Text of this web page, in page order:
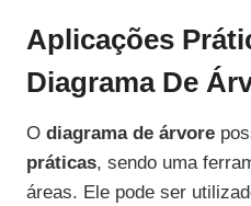
Aplicações
Diagrama De
O diagrama de árvore
práticas, sendo uma
áreas. Ele pode ser